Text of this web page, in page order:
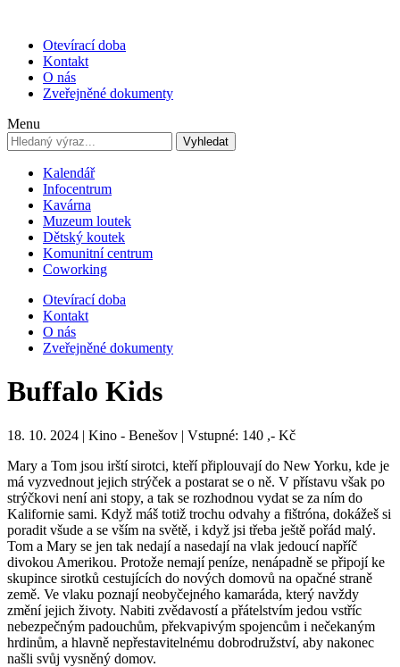
Otevírací doba
Kontakt
O nás
Zveřejněné dokumenty
Menu
Vyhledat
Kalendář
Infocentrum
Kavárna
Muzeum loutek
Dětský koutek
Komunitní centrum
Coworking
Otevírací doba
Kontakt
O nás
Zveřejněné dokumenty
Buffalo Kids
18. 10. 2024 | Kino - Benešov | Vstupné: 140 ,- Kč
Mary a Tom jsou irští sirotci, kteří připlouvají do New Yorku, kde je
má vyzvednout jejich strýček a postarat se o ně. V přístavu však po
strýčkovi není ani stopy, a tak se rozhodnou vydat se za ním do
Kalifornie sami. Když máš totiž trochu odvahy a fištróna, dokážeš si
poradit všude a se vším na světě, i když jsi třeba ještě pořád malý.
Tom a Mary se jen tak nedají a nasedají na vlak jedoucí napříč
divokou Amerikou. Protože nemají peníze, nenápadně se připojí ke
skupince sirotků cestujících do nových domovů na opačné straně
země. Ve vlaku poznají neobyčejného kamaráda, který navždy
změní jejich životy. Nabiti zvědavostí a přátelstvím jedou vstříc
nebezpečným padouchům, překvapivým spojencům i nečekaným
hrdinům, a hlavně nepřestavitelnému dobrodružství, aby nakonec
našli svůj vysněný domov.